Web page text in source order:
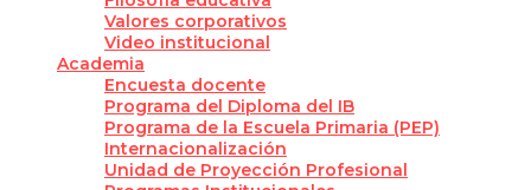
Valores corporativos
Video institucional
Academia
Encuesta docente
Programa del Diploma del IB
Programa de la Escuela Primaria (PEP)
Internacionalización
Unidad de Proyección Profesional